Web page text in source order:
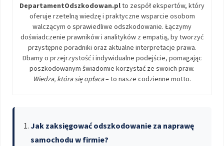
DepartamentOdszkodowan.plto zespół ekspertów, który
oferuje rzetelną wiedzę i praktyczne wsparcie osobom
walczącym o sprawiedliwe odszkodowanie. Łączymy
doświadczenie prawników i analityków z empatią, by tworzyć
przystępne poradniki oraz aktualne interpretacje prawa.
Dbamy o przejrzystość i indywidualne podejście, pomagając
poszkodowanym świadomie korzystać ze swoich praw.
Wiedza, która się opłaca– to nasze codzienne motto.
Jak zaksięgować odszkodowanie za naprawę
samochodu w firmie?